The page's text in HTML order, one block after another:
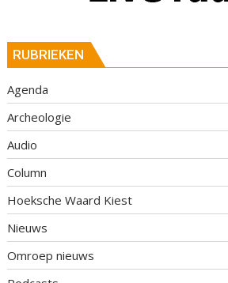
RUBRIEKEN
Agenda
Archeologie
Audio
Column
Hoeksche Waard Kiest
Nieuws
Omroep nieuws